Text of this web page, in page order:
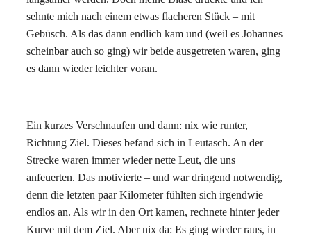
sehnte mich nach einem etwas flacheren Stück – mit
Gebüsch. Als das dann endlich kam und (weil es Johannes
scheinbar auch so ging) wir beide ausgetreten waren, ging
es dann wieder leichter voran.
Ein kurzes Verschnaufen und dann: nix wie runter,
Richtung Ziel. Dieses befand sich in Leutasch. An der
Strecke waren immer wieder nette Leut, die uns
anfeuerten. Das motivierte – und war dringend notwendig,
denn die letzten paar Kilometer fühlten sich irgendwie
endlos an. Als wir in den Ort kamen, rechnete hinter jeder
Kurve mit dem Ziel. Aber nix da: Es ging wieder raus, in